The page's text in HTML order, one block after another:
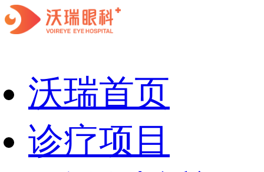
沃瑞首页
诊疗项目